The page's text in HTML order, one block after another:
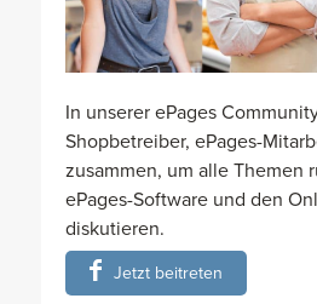
In unserer ePages
Shopbetreiber, ePages-
zusammen, um alle Themen
ePages-Software und den
diskutieren.
Jetzt beitreten